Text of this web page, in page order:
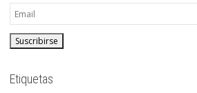
Etiquetas